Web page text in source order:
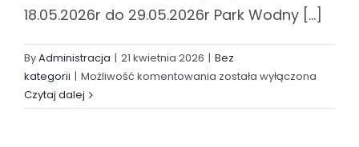
18.05.2026r do 29.05.2026r Park Wodny [...]
ByAdministracja | 21 kwietnia 2026 | Bez
kategorii | Możliwość komentowania Przerwa
18-
została wyłączona
Czytaj dalej